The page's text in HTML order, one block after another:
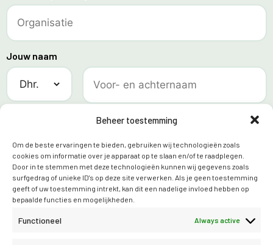
Beheer toestemming
Om de beste ervaringen te bieden, gebruiken wij technologieën zoals
cookies om informatie over je apparaat op te slaan en/of te raadplegen.
Door in te stemmen met deze technologieën kunnen wij gegevens zoals
surfgedrag of unieke ID's op deze site verwerken. Als je geen toestemming
geeft of uw toestemming intrekt, kan dit een nadelige invloed hebben op
bepaalde functies en mogelijkheden.
Functioneel Always active
Jouw naam
Telefoon